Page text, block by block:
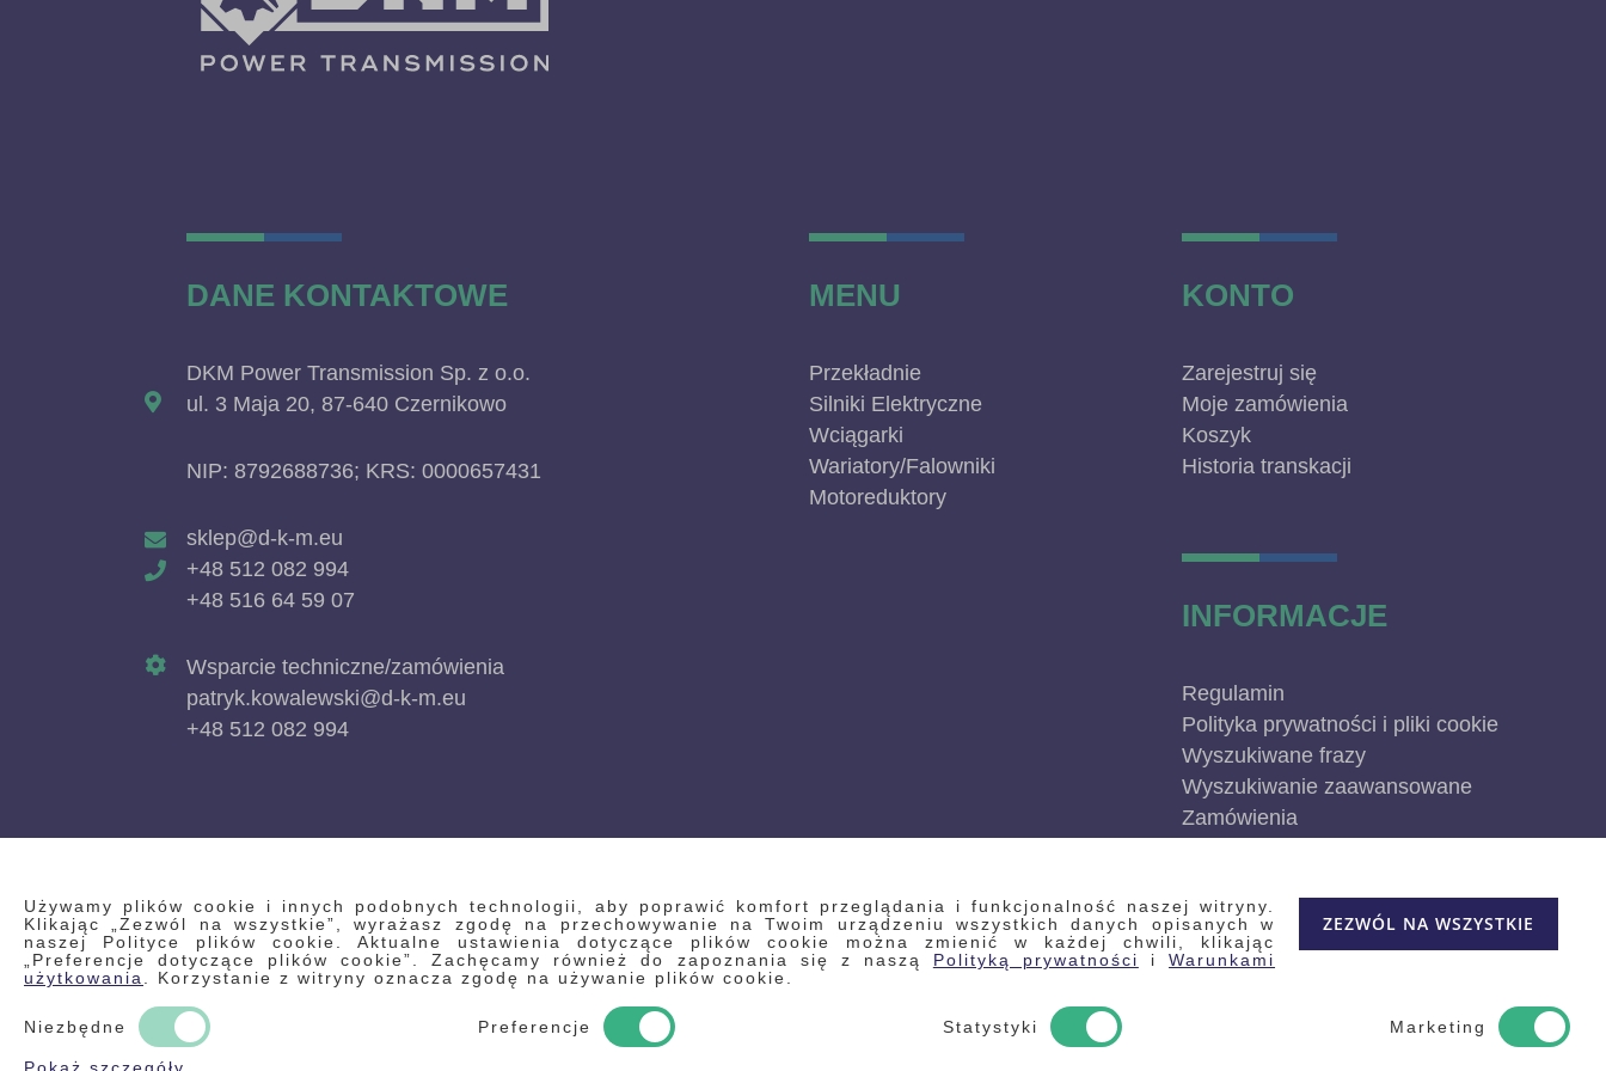
Używamy plików cookie i innych podobnych technologii, aby poprawić komfort przeglądania i funkcjonalność naszej witryny.
Klikając „Zezwól na wszystkie”, wyrażasz zgodę na przechowywanie na Twoim urządzeniu wszystkich danych opisanych w
naszej Polityce plików cookie. Aktualne ustawienia dotyczące plików cookie można zmienić w każdej chwili, klikając
„Preferencje dotyczące plików cookie”. Zachęcamy również do zapoznania się z naszą Polityką prywatności iWarunkami
użytkowania
. Korzystanie z witryny oznacza zgodę na używanie plików cookie.
ZEZWÓL NA WSZYSTKIE
Niezbędne Preferencje Statystyki Marketing
DANE KONTAKTOWE
DKM Power Transmission Sp. z o.o.
ul. 3 Maja 20, 87-640 Czernikowo
NIP: 8792688736; KRS: 0000657431
sklep@d-k-m.eu
+48 512 082 994
+48 516 64 59 07
Wsparcie techniczne/zamówienia
patryk.kowalewski@d-k-m.eu
+48 512 082 994
MENU
Przekładnie
Silniki Elektryczne
Wciągarki
Wariatory/Falowniki
Motoreduktory
KONTO
Zarejestruj się
Moje zamówienia
Koszyk
Historia transkacji
INFORMACJE
Regulamin
Polityka prywatności i pliki cookie
Wyszukiwane frazy
Wyszukiwanie zaawansowane
Zamówienia
Blog
Kontakt